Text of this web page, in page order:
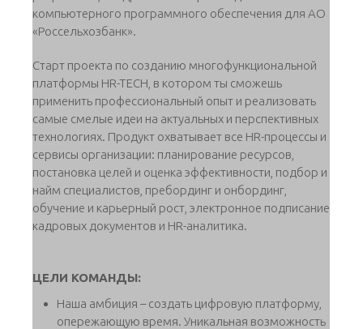
компьютерного программного обеспечения для АО
«Россельхозбанк».
Старт проекта по созданию многофункциональной
платформы HR-TECH, в котором ты сможешь
применить профессиональный опыт и реализовать
самые смелые идеи на актуальных и перспективных
технологиях. Продукт охватывает все HR-процессы и
сервисы организации: планирование ресурсов,
постановка целей и оценка эффективности, подбор и
найм специалистов, пребординг и онбординг,
обучение и карьерный рост, электронное подписание
кадровых документов и HR-аналитика.
ЦЕЛИ КОМАНДЫ:
Наша амбиция – создать цифровую платформу,
опережающую время. Уникальная возможность